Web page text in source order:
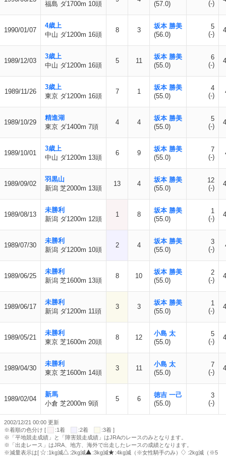
福島 ダ1700m 10頭 (57.0) (-)
1990/01/07
4歳上
中山 ダ1200m 16頭
8 3
坂本 勝美
(56.0)
5
(-)
1989/12/03
3歳上
中山 ダ1200m 16頭
5 11
坂本 勝美
(55.0)
6
(-)
1989/11/26
3歳上
東京 ダ1200m 16頭
7 1
坂本 勝美
(55.0)
4
(-)
1989/10/29
精進湖
東京 ダ1400m 7頭
4 4
坂本 勝美
(55.0)
5
(-)
1989/10/01
3歳上
中山 ダ1200m 13頭
6 9
坂本 勝美
(55.0)
7
(-)
1989/09/02
羽黒山
新潟 芝2000m 13頭
13 4
坂本 勝美
(55.0)
12
(-)
1989/08/13
未勝利
新潟 ダ1200m 12頭
1 8
坂本 勝美
(55.0)
1
(-)
1989/07/30
未勝利
新潟 ダ1200m 10頭
2 4
坂本 勝美
(55.0)
3
(-)
1989/06/25
未勝利
新潟 芝1600m 13頭
8 10
坂本 勝美
(55.0)
2
(-)
1989/06/17
未勝利
新潟 ダ1200m 11頭
3 3
坂本 勝美
(55.0)
1
(-)
1989/05/21
未勝利
東京 芝1600m 20頭
8 12
小島 太
(55.0)
5
(-)
1989/04/30
未勝利
東京 芝1600m 14頭
3 11
小島 太
(55.0)
7
(-)
1989/02/04
新馬
小倉 芝2000m 9頭
5 6
徳吉 一己
(55.0)
3
(-)
2002/12/21 00:00 更新
※着順の色分け [
:1着 :2着
:3着 ]
※「平地競走成績」と「障害競走成績」はJRAのレースのみとなります。
※「出走レース」はJRA、地方、海外で出走したレースの成績となります。
※減量表示は[
:1kg減 :2kg減 :3kg減 :4kg減（※女性騎手のみ）
:2kg減（※5